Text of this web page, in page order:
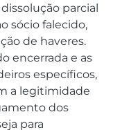
parcial
sócio falecido,
de haveres.
encerrada e as
específicos,
a legitimidade
dos
para